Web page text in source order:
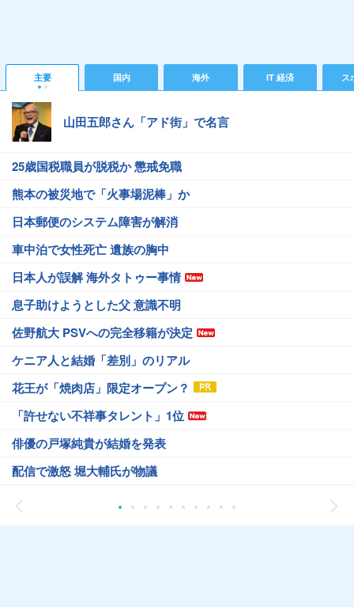
主要 国内 海外 IT 経済 ス
山田五郎さん「アド街」で名言
25歳国税職員が脱税か 懲戒免職
熊本の被災地で「火事場泥棒」か
日本郵便のシステム障害が解消
車中泊で女性死亡 遺族の胸中
日本人が誤解 海外タトゥー事情
息子助けようとした父 意識不明
佐野航大 PSVへの完全移籍が決定
ケニア人と結婚「差別」のリアル
花王が「焼肉店」限定オープン？
「許せない不祥事タレント」1位
俳優の戸塚純貴が結婚を発表
配信で激怒 堀大輔氏が物議